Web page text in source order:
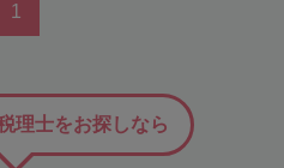
1
理士をお探しなら